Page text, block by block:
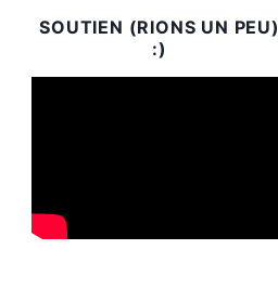
SOUTIEN (RIONS UN PEU)
:)